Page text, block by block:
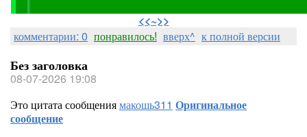
<<~>>
комментарии: 0 понравилось! вверх^ к полной версии
Без заголовка
08-07-2026 19:08
Это цитата сообщениямакошь311 Оригинальное
сообщение